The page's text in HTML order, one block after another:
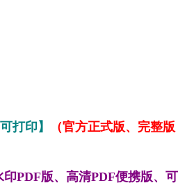
打印】 （官方正式版、完整
PDF版、高清PDF便携版、